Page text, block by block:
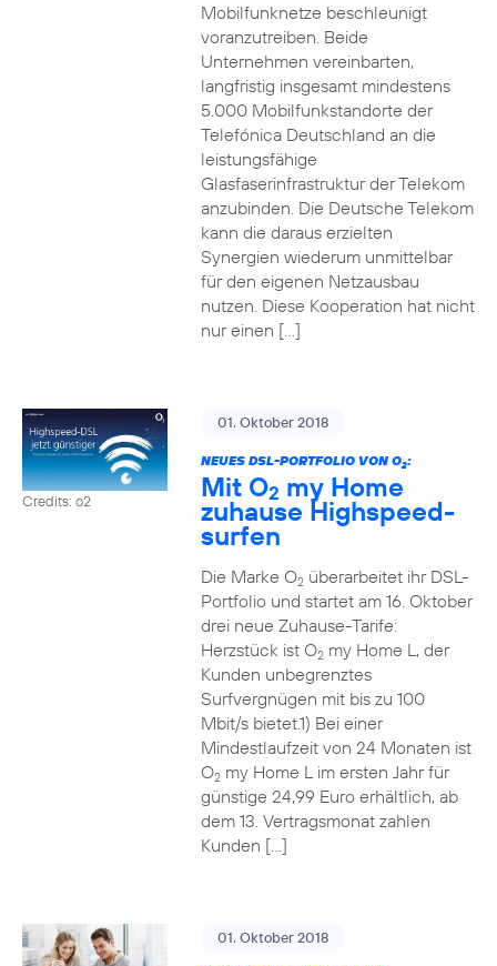
Mobilfunknetze beschleunigt
voranzutreiben. Beide
Unternehmen vereinbarten,
langfristig insgesamt mindestens
5.000 Mobilfunkstandorte der
Telefónica Deutschland an die
leistungsfähige
Glasfaserinfrastruktur der Telekom
anzubinden. Die Deutsche Telekom
kann die daraus erzielten
Synergien wiederum unmittelbar
für den eigenen Netzausbau
nutzen. Diese Kooperation hat nicht
nur einen […]
Credits: o2
01. Oktober 2018
NEUES DSL-PORTFOLIO VON O2:
Mit O2 my Home
zuhause Highspeed-
surfen
Die Marke O2überarbeitet ihr DSL-
Portfolio und startet am 16. Oktober
drei neue Zuhause-Tarife:
Herzstück ist O2my Home L, der
Kunden unbegrenztes
Surfvergnügen mit bis zu 100
Mbit/s bietet.1) Bei einer
Mindestlaufzeit von 24 Monaten ist
O2my Home L im ersten Jahr für
günstige 24,99 Euro erhältlich, ab
dem 13. Vertragsmonat zahlen
Kunden […]
01. Oktober 2018